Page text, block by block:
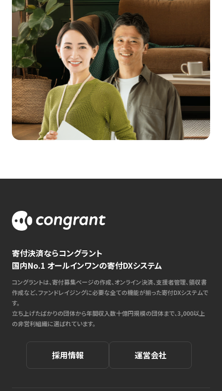
寄付決済ならコングラント
国内No.1 オールインワンの寄付DXシステム
コングラントは、寄付募集ページの作成、オンライン決済、支援者管理、領収書
作成など、ファンドレイジングに必要な全ての機能が揃った寄付DXシステムで
す。
立ち上げたばかりの団体から年間収入数十億円規模の団体まで、3,000以上
の非営利組織に選ばれています。
採用情報 運営会社